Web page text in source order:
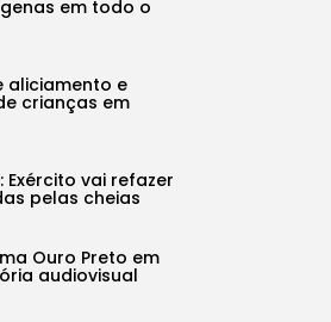
em todo o
aliciamento e
crianças em
vai refazer
pelas cheias
Ouro Preto em
audiovisual